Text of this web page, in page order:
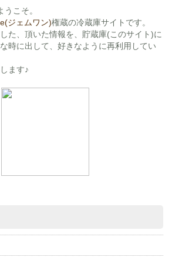
こそ。
ジェムワン)権蔵の冷蔵庫サイトです。
た、頂いた情報を、貯蔵庫(このサイト)に
時に出して、好きなように再利用してい
ます♪